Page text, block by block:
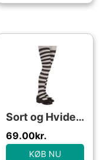
Sort og Hvide Tights børne kostume til halloween
69.00kr.
KØB NU